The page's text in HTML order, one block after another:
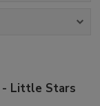
- Little Stars